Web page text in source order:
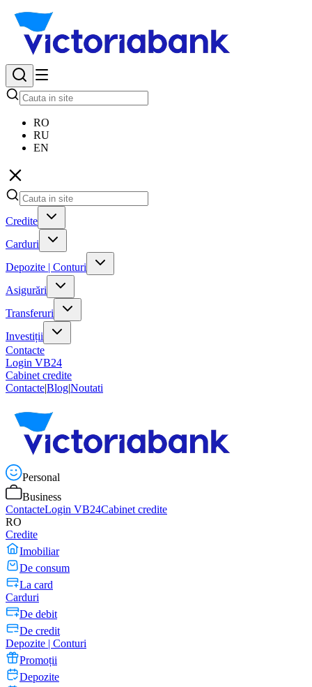
RO
RU
EN
Credite
Carduri
Depozite | Conturi
Asigurări
Transferuri
Investiții
Contacte
Login VB24
Cabinet credite
Contacte|Blog|Noutati
Personal
Business
ContacteLogin VB24Cabinet credite
RO
Credite
Imobiliar
De consum
La card
Carduri
De debit
De credit
Depozite | Conturi
Promoții
Depozite